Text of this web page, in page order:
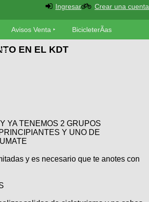
Ingresar Crear una cuenta
Avisos Venta BicicleterÃ­as
EN EL KDT
YA TENEMOS 2 GRUPOS
Y UNO DE
y es necesario que te anotes con